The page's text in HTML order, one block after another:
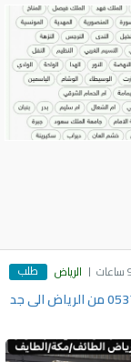
الرياض طلب
سواق تريلا سياره نقل بالرياض 0537422374 من الرياض الى جد